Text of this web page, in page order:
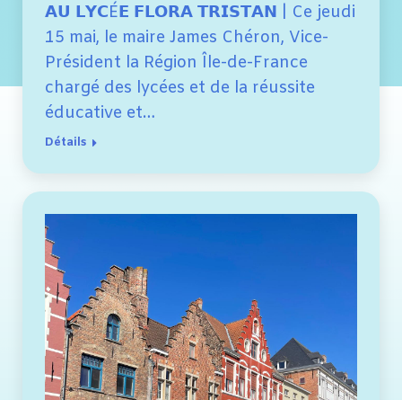
𝗔𝗨 𝗟𝗬𝗖É𝗘 𝗙𝗟𝗢𝗥𝗔 𝗧𝗥𝗜𝗦𝗧𝗔𝗡 | Ce jeudi
15 mai, le maire James Chéron, Vice-
Président la Région Île-de-France
chargé des lycées et de la réussite
éducative et…
Détails